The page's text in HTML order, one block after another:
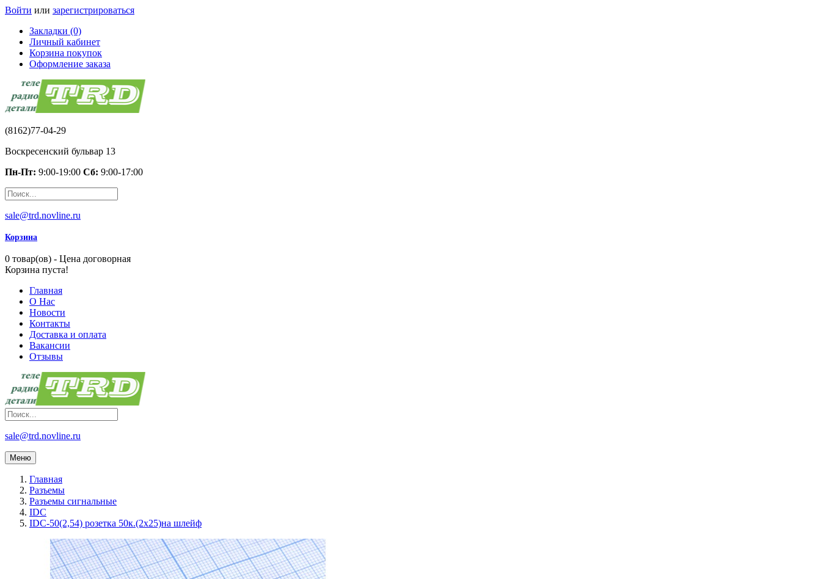
Войти или зарегистрироваться
Закладки (0)
Личный кабинет
Корзина покупок
Оформление заказа
(8162)77-04-29
Воскресенский бульвар 13
Пн-Пт: 9:00-19:00 Сб: 9:00-17:00
sale@trd.novline.ru
Корзина
0 товар(ов) - Цена договорная
Корзина пуста!
Главная
О Нас
Новости
Контакты
Доставка и оплата
Вакансии
Отзывы
sale@trd.novline.ru
Меню
Главная
Разъемы
Разъемы сигнальные
IDC
IDC-50(2,54) розетка 50к.(2х25)на шлейф